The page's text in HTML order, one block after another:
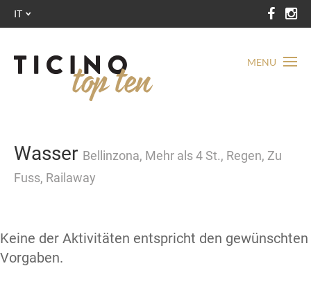
MENU
IT
Wasser Bellinzona, Mehr als 4 St., Regen, Zu
Fuss, Railaway
Keine der Aktivitäten entspricht den gewünschten
Vorgaben.